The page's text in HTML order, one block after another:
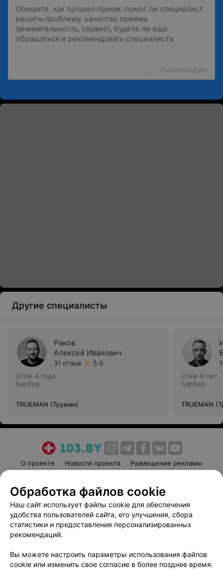
Рекомендую
Другие специалисты
Раков
Алексей Иванович
31 отзыв
5.0
Стаж 4 года
Барбер
TRUEMAN (Труман)
Стаж 6 лет
Барбер
TRUEMAN
О проекте Новости проекта
Размещение рекламы
Пользовательское соглашение
Способы оплаты
Вакансии
Партнеры
Написать руководителю 103.by
Обработка персональных данных
Обработка файлов cookie
Наш сайт использует файлы cookie для обеспечения
удобства пользователей сайта, его улучшения, сбора
статистики и предоставления персонализированных
рекомендаций.
Вы можете настроить параметры использования файлов
cookie или изменить свое согласие в более позднее время.